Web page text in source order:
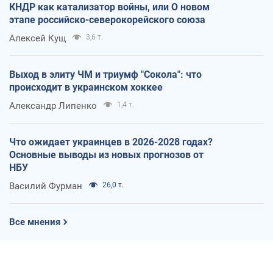
КНДР как катализатор войны, или О новом
этапе российско-северокорейского союза
Алексей Кущ 3,6 т.
Выход в элиту ЧМ и триумф "Сокола": что
происходит в украинском хоккее
Александр Липенко 1,4 т.
Что ожидает украинцев в 2026-2028 годах?
Основные выводы из новых прогнозов от
НБУ
Василий Фурман 26,0 т.
Все мнения